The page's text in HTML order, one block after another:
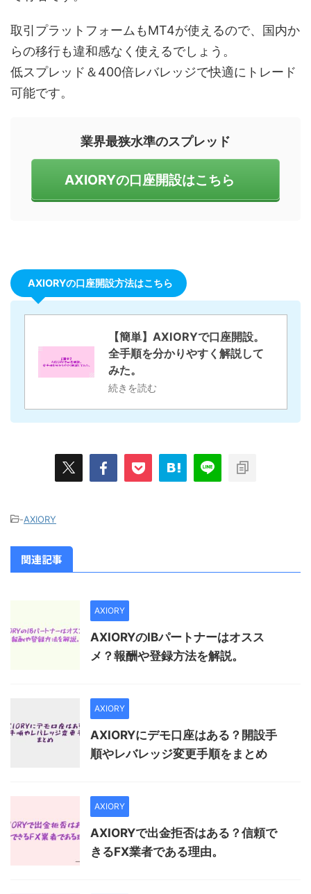
取引プラットフォームもMT4が使えるので、国内か
らの移行も違和感なく使えるでしょう。
低スプレッド＆400倍レバレッジで快適にトレード
可能です。
業界最狭水準のスプレッド
AXIORYの口座開設はこちら
AXIORYの口座開設方法はこちら
【簡単】AXIORYで口座開設。
全手順を分かりやすく解説して
みた。
続きを読む
-AXIORY
関連記事
AXIORY
AXIORYのIBパートナーはオスス
メ？報酬や登録方法を解説。
AXIORY
AXIORYにデモ口座はある？開設手
順やレバレッジ変更手順をまとめ
AXIORY
AXIORYで出金拒否はある？信頼で
きるFX業者である理由。